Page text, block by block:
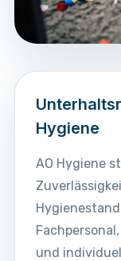
Hygiene
AO Hygiene
und